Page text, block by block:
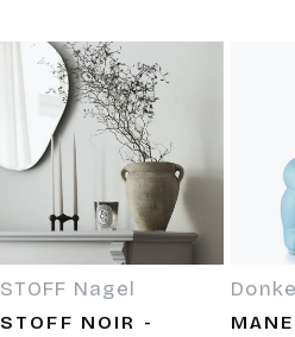
Fournisseur :
STOFF Nagel
STOFF NOIR -